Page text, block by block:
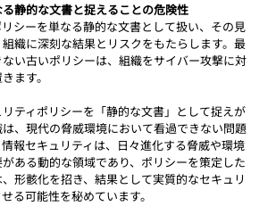
静的な文書と捉えることの危険性
シーを単なる静的な文書として扱い、その見
織に深刻な結果とリスクをもたらします。最
い古いポリシーは、組織をサイバー攻撃に対
ます。
ティポリシーを「静的な文書」として捉えが
、現代の脅威環境において看過できない問題
報セキュリティは、日々進化する脅威や環境
ある動的な領域であり、ポリシーを策定した
形骸化を招き、結果として実質的なセキュリ
る可能性を秘めています。